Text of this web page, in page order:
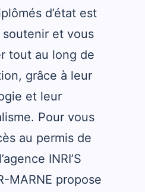
d’état est
et vous
tout au long de
grâce à leur
et leur
Pour vous
au permis de
INRI’S
MARNE propose